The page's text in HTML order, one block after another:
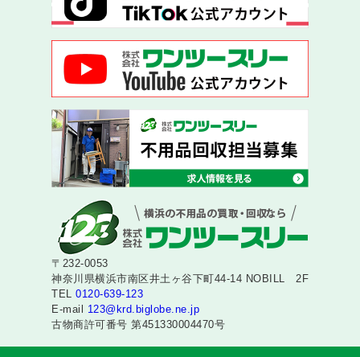
〒232-0053
神奈川県横浜市南区井土ヶ谷下町44-14 NOBILL 2F
TEL 0120-639-123
E-mail 123@krd.biglobe.ne.jp
古物商許可番号 第451330004470号